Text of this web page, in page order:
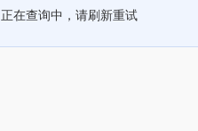
正在查询中，请刷新重试